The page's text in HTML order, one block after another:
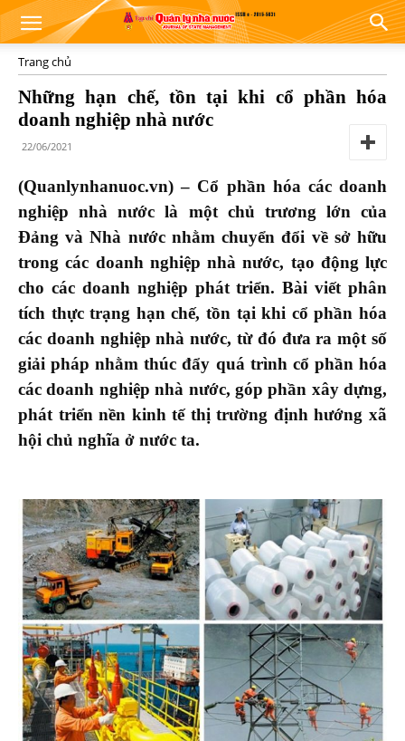
Trang chủ
Những hạn chế, tồn tại khi cổ phần hóa
doanh nghiệp nhà nước
22/06/2021
(Quanlynhanuoc.vn) – Cổ phần hóa các doanh
nghiệp nhà nước là một chủ trương lớn của
Đảng và Nhà nước nhằm chuyển đổi về sở hữu
trong các doanh nghiệp nhà nước, tạo động lực
cho các doanh nghiệp phát triển. Bài viết phân
tích thực trạng hạn chế, tồn tại khi cổ phần hóa
các doanh nghiệp nhà nước, từ đó đưa ra một số
giải pháp nhằm thúc đẩy quá trình cổ phần hóa
các doanh nghiệp nhà nước, góp phần xây dựng,
phát triển nền kinh tế thị trường định hướng xã
hội chủ nghĩa ở nước ta.